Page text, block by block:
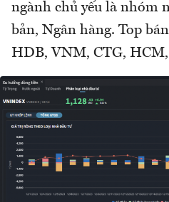
ngành chủ yếu là nhóm
bản, Ngân hàng. Top
HDB, VNM, CTG,